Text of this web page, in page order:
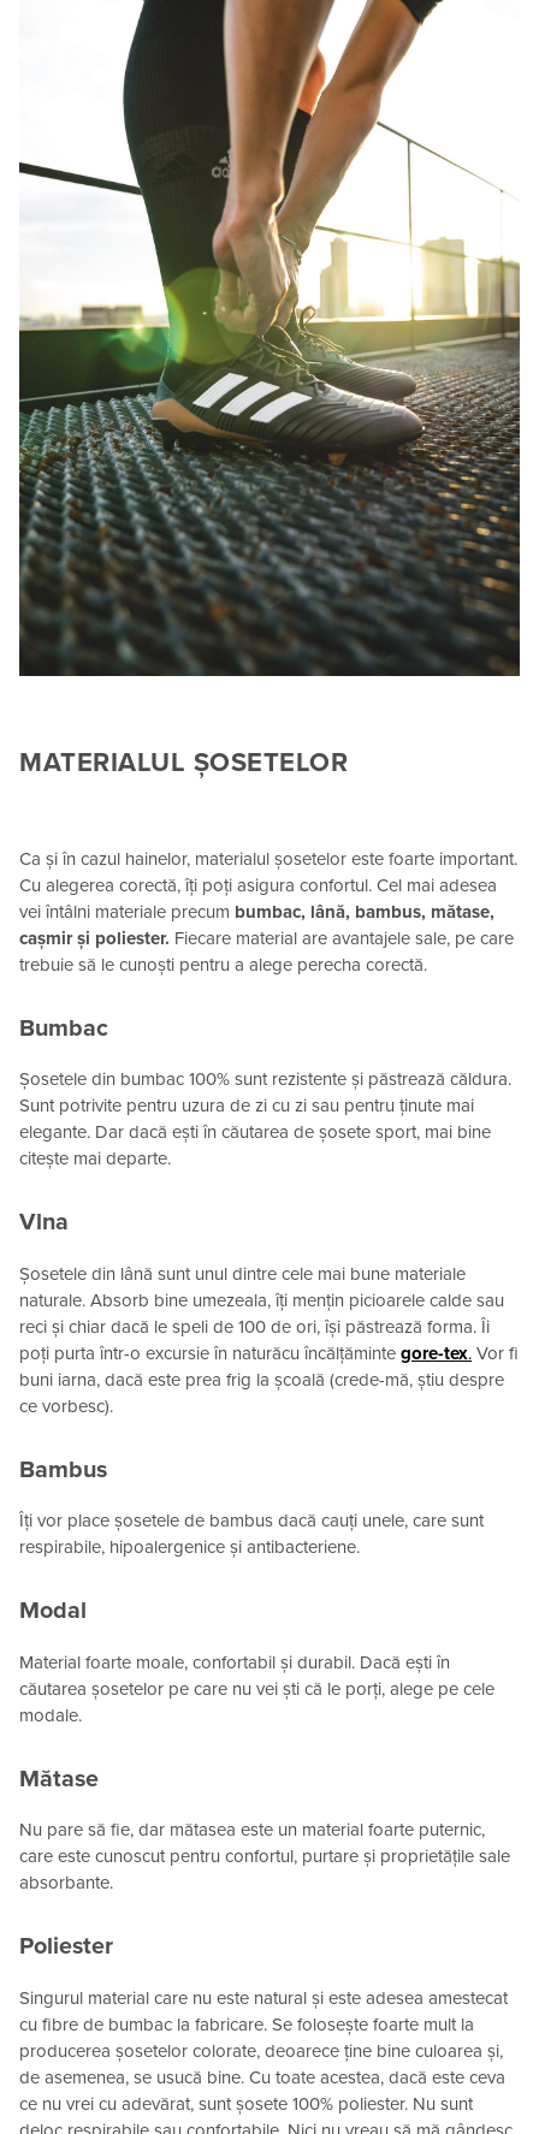
MATERIALUL ȘOSETELOR
Ca și în cazul hainelor, materialul șosetelor este foarte important.
Cu alegerea corectă, îți poți asigura confortul. Cel mai adesea
vei întâlni materiale precum bumbac, lână, bambus, mătase,
cașmir și poliester. Fiecare material are avantajele sale, pe care
trebuie să le cunoști pentru a alege perecha corectă.
Bumbac
Șosetele din bumbac 100% sunt rezistente și păstrează căldura.
Sunt potrivite pentru uzura de zi cu zi sau pentru ținute mai
elegante. Dar dacă ești în căutarea de șosete sport, mai bine
citește mai departe.
Vlna
Șosetele din lână sunt unul dintre cele mai bune materiale
naturale. Absorb bine umezeala, îți mențin picioarele calde sau
reci și chiar dacă le speli de 100 de ori, își păstrează forma. Îi
poți purta într-o excursie în naturăcu încălțăminte gore-tex. Vor fi
buni iarna, dacă este prea frig la școală (crede-mă, știu despre
ce vorbesc).
Bambus
Îți vor place șosetele de bambus dacă cauți unele, care sunt
respirabile, hipoalergenice și antibacteriene.
Modal
Material foarte moale, confortabil și durabil. Dacă ești în
căutarea șosetelor pe care nu vei ști că le porți, alege pe cele
modale.
Mătase
Nu pare să fie, dar mătasea este un material foarte puternic,
care este cunoscut pentru confortul, purtare și proprietățile sale
absorbante.
Poliester
Singurul material care nu este natural și este adesea amestecat
cu fibre de bumbac la fabricare. Se folosește foarte mult la
producerea șosetelor colorate, deoarece ține bine culoarea și,
de asemenea, se usucă bine. Cu toate acestea, dacă este ceva
ce nu vrei cu adevărat, sunt șosete 100% poliester. Nu sunt